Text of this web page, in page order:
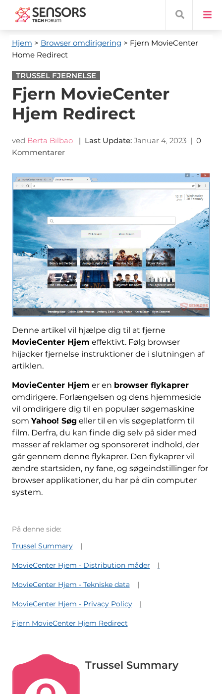
Hjem > Browser omdirigering > Fjern MovieCenter
Home Redirect
TRUSSEL FJERNELSE
Fjern MovieCenter
Hjem Redirect
ved Berta Bilbao | Last Update: Januar 4, 2023| 0
Kommentarer
Denne artikel vil hjælpe dig til at fjerne
MovieCenter Hjem effektivt. Følg browser
hijacker fjernelse instruktioner de i slutningen af ​​
artiklen.
MovieCenter Hjem er en browser flykaprer
omdirigere. Forlængelsen og dens hjemmeside
vil omdirigere dig til en populær søgemaskine
som Yahoo! Søg eller til en vis søgeplatform til
film. Derfra, du kan finde dig selv på sider med
masser af reklamer og sponsoreret indhold, der
går gennem denne flykaprer. Den flykaprer vil
ændre startsiden, ny fane, og søgeindstillinger for
browser applikationer, du har på din computer
system.
På denne side:
Trussel Summary
MovieCenter Hjem - Distribution måder
MovieCenter Hjem - Tekniske data
MovieCenter Hjem - Privacy Policy
Fjern MovieCenter Hjem Redirect
Trussel Summary